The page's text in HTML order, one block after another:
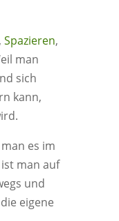
Spazieren,
man
sich
kann,
es im
man auf
und
eigene